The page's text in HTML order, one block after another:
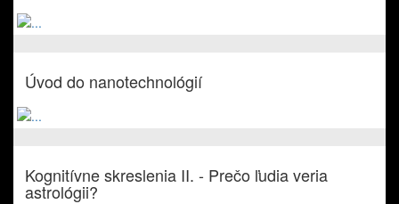
Úvod do nanotechnológií
Kognitívne skreslenia II. - Prečo ľudia veria
astrológii?